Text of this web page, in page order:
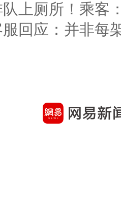
上厕所！乘客
回应：并非每